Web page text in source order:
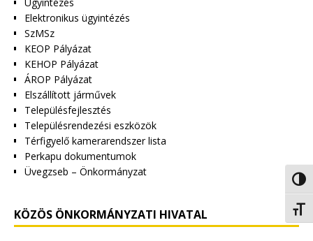
Elektronikus ügyintézés
SzMSz
KEOP Pályázat
KEHOP Pályázat
ÁROP Pályázat
Elszállított járművek
Településfejlesztés
Településrendezési eszközök
Térfigyelő kamerarendszer lista
Perkapu dokumentumok
Üvegzseb – Önkormányzat
KÖZÖS ÖNKORMÁNYZATI HIVATAL